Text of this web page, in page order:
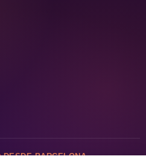
DESDE BARCELONA